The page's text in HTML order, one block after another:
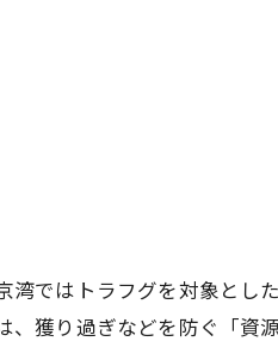
湾ではトラフグを対象とし
、獲り過ぎなどを防ぐ「資